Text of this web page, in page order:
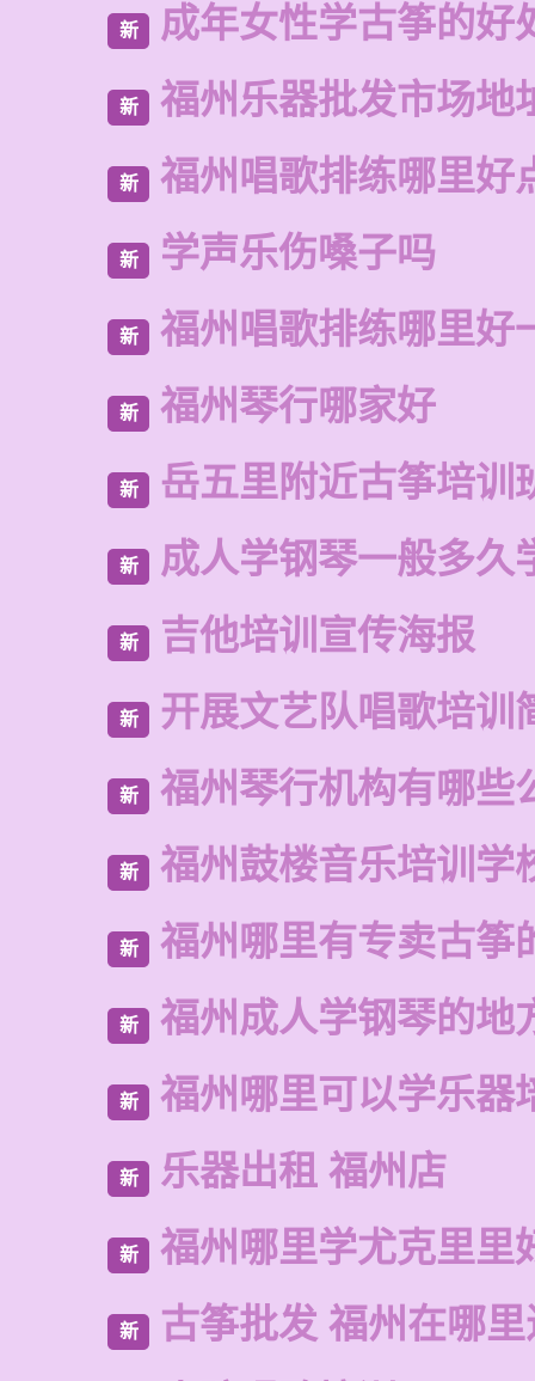
新 成年女性学古筝的好
新 福州乐器批发市场地
新 福州唱歌排练哪里好
新 学声乐伤嗓子吗
新 福州唱歌排练哪里好
新 福州琴行哪家好
新 岳五里附近古筝培训
新 成人学钢琴一般多久
新 吉他培训宣传海报
新 开展文艺队唱歌培训
新 福州琴行机构有哪些
新 福州鼓楼音乐培训学
新 福州哪里有专卖古筝
新 福州成人学钢琴的地
新 福州哪里可以学乐器
新 乐器出租 福州店
新 福州哪里学尤克里里
新 古筝批发 福州在哪